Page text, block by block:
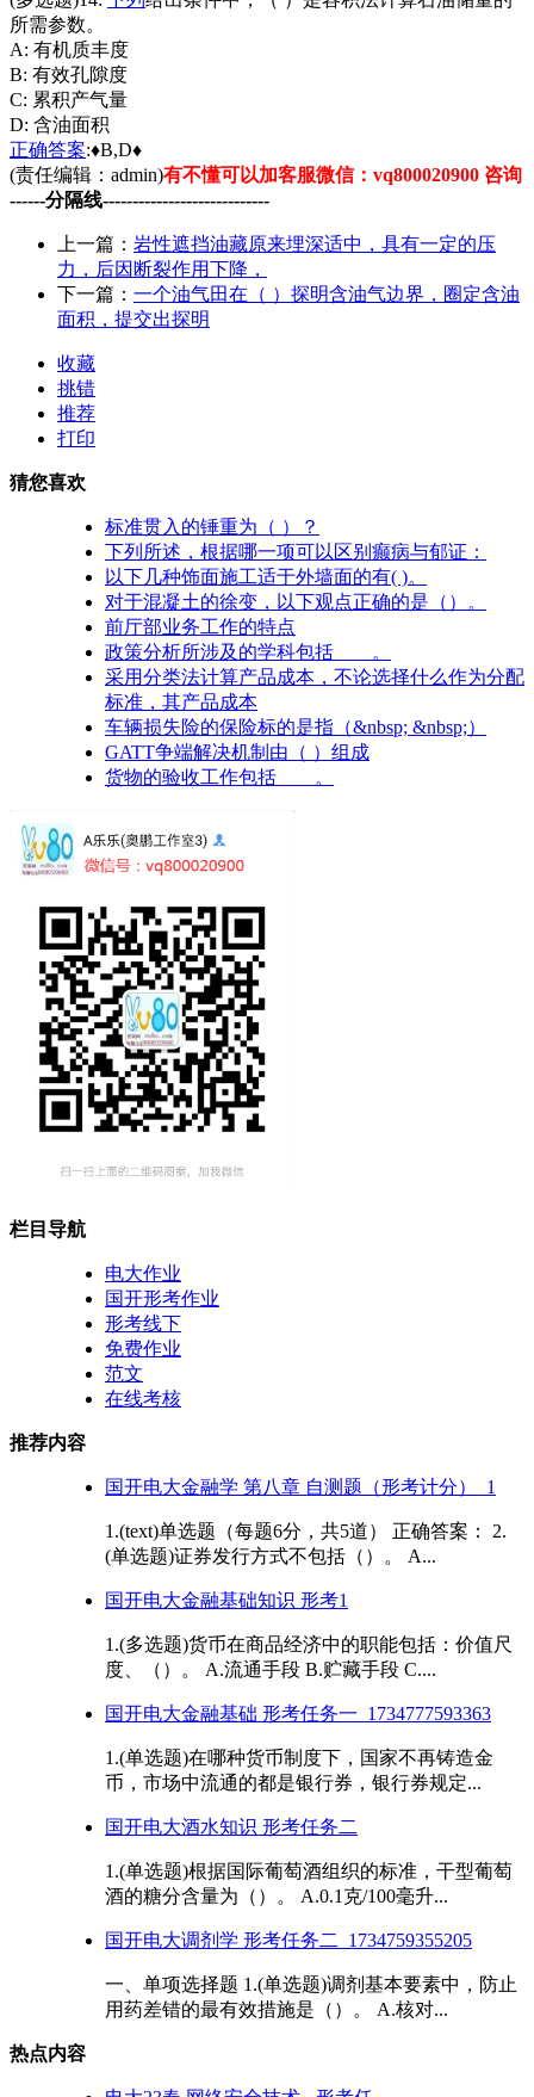
所需参数。
A: 有机质丰度
B: 有效孔隙度
C: 累积产气量
D: 含油面积
正确答案:♦B,D♦
(责任编辑：admin)有不懂可以加客服微信：vq800020900 咨询
------分隔线----------------------------
上一篇： 岩性遮挡油藏原来埋深适中，具有一定的压
力，后因断裂作用下降，
下一篇： 一个油气田在（ ）探明含油气边界，圈定含油
面积，提交出探明
收藏
挑错
推荐
打印
猜您喜欢
标准贯入的锤重为（ ）？
下列所述，根据哪一项可以区别癫病与郁证：
以下几种饰面施工适于外墙面的有( )。
对于混凝土的徐变，以下观点正确的是（）。
前厅部业务工作的特点
政策分析所涉及的学科包括____。
采用分类法计算产品成本，不论选择什么作为分配
标准，其产品成本
车辆损失险的保险标的是指（&nbsp; &nbsp;）
GATT争端解决机制由（ ）组成
货物的验收工作包括____。
栏目导航
电大作业
国开形考作业
形考线下
免费作业
范文
在线考核
推荐内容
国开电大金融学 第八章 自测题（形考计分）_1
1.(text)单选题（每题6分，共5道） 正确答案： 2.
(单选题)证券发行方式不包括（）。 A...
国开电大金融基础知识 形考1
1.(多选题)货币在商品经济中的职能包括：价值尺
度、（）。 A.流通手段 B.贮藏手段 C....
国开电大金融基础 形考任务一_1734777593363
1.(单选题)在哪种货币制度下，国家不再铸造金
币，市场中流通的都是银行券，银行券规定...
国开电大酒水知识 形考任务二
1.(单选题)根据国际葡萄酒组织的标准，干型葡萄
酒的糖分含量为（）。 A.0.1克/100毫升...
国开电大调剂学 形考任务二_1734759355205
一、单项选择题 1.(单选题)调剂基本要素中，防止
用药差错的最有效措施是（）。 A.核对...
热点内容